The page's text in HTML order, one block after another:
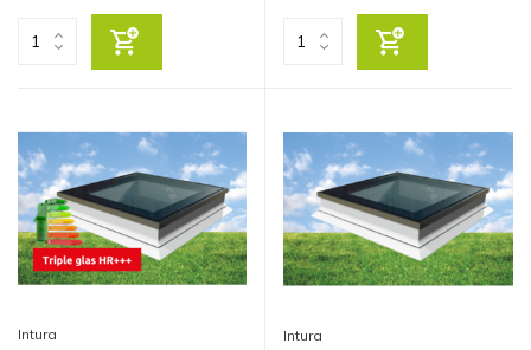
Intura Intura